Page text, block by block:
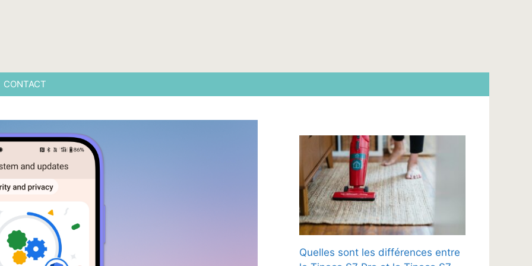
CONTACT
Quelles sont les différences entre